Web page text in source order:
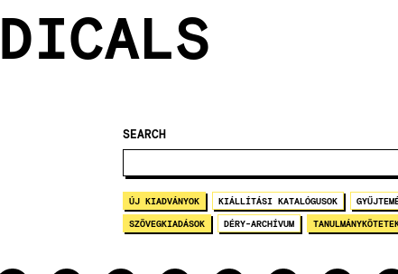
SEARCH
ÚJ KIADVÁNYOK KIÁLLÍTÁSI KATALÓGUSOK
SZÖVEGKIADÁSOK DÉRY-ARCHÍVUM